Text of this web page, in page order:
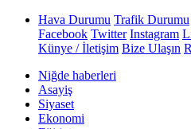
Hava Durumu Trafik Durumu
Facebook Twitter Instagram
Künye / İletişim Bize Ulaşın
Niğde haberleri
Asayiş
Siyaset
Ekonomi